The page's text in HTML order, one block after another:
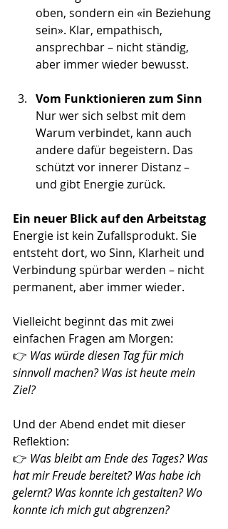
oben, sondern ein «in Beziehung
sein». Klar, empathisch,
ansprechbar – nicht ständig,
aber immer wieder bewusst.
Vom Funktionieren zum Sinn
Nur wer sich selbst mit dem
Warum verbindet, kann auch
andere dafür begeistern. Das
schützt vor innerer Distanz –
und gibt Energie zurück.
Ein neuer Blick auf den Arbeitstag
Energie ist kein Zufallsprodukt. Sie
entsteht dort, wo Sinn, Klarheit und
Verbindung spürbar werden – nicht
permanent, aber immer wieder.
Vielleicht beginnt das mit zwei
einfachen Fragen am Morgen:
👉 Was würde diesen Tag für mich
sinnvoll machen? Was ist heute mein
Ziel?
Und der Abend endet mit dieser
Reflektion:
👉 Was bleibt am Ende des Tages? Was
hat mir Freude bereitet? Was habe ich
gelernt? Was konnte ich gestalten? Wo
konnte ich mich gut abgrenzen?